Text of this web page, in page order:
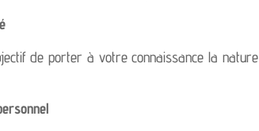
de porter à votre connaissance la